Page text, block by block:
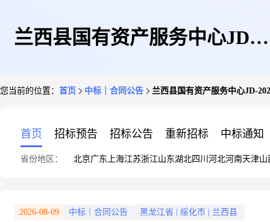
兰西县国有资产服务中心JD-
您当前的位置： 首页 中标｜合同公告 兰西县国有资产服务中心JD-
首页 招标预告 招标公告 重新招标 中标通知
省份地区： 北京广东 上海江苏浙江山东湖北四川 河北河南天津山
2026-08-09 中标｜合同公告 黑龙江省 绥化市 兰西县